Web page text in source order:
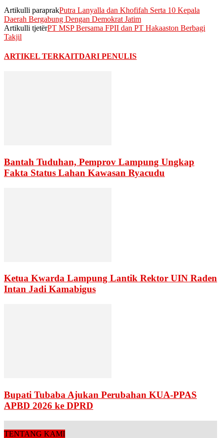
Artikulli paraprakPutra Lanyalla dan Khofifah Serta 10 Kepala
Daerah Bergabung Dengan Demokrat Jatim
Artikulli tjetërPT MSP Bersama FPII dan PT Hakaaston Berbagi
Takjil
ARTIKEL TERKAITDARI PENULIS
Bantah Tuduhan, Pemprov Lampung Ungkap
Fakta Status Lahan Kawasan Ryacudu
Ketua Kwarda Lampung Lantik Rektor UIN Raden
Intan Jadi Kamabigus
Bupati Tubaba Ajukan Perubahan KUA-PPAS
APBD 2026 ke DPRD
TENTANG KAMI